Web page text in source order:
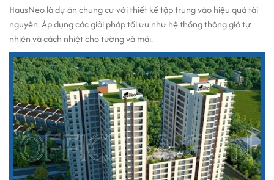
HausNeo là dự án chung cư với thiết kế tập trung vào hiệu quả tài
nguyên. Áp dụng các giải pháp tối ưu như hệ thống thông gió tự
nhiên và cách nhiệt cho tường và mái.